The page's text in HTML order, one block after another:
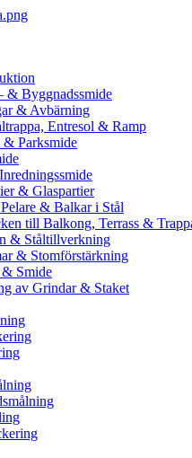
& Byggnadssmide
& Avbärning
Entresol & Ramp
& Parksmide
& Glaspartier
& Balkar i Stål
till Balkong, Terrass &
& Ståltillverkning
& Stomförstärkning
& Smide
av Grindar & Staket